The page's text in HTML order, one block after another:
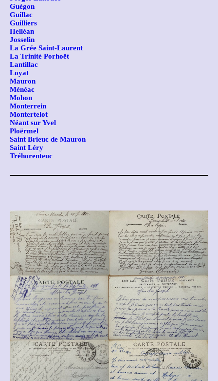
Guégon
Guillac
Guilliers
Helléan
Josselin
La Grée Saint-Laurent
La Trinité Porhoët
Lantillac
Loyat
Mauron
Ménéac
Mohon
Monterrein
Montertelot
Néant sur Yvel
Ploërmel
Saint Brieuc de Mauron
Saint Léry
Tréhorenteuc